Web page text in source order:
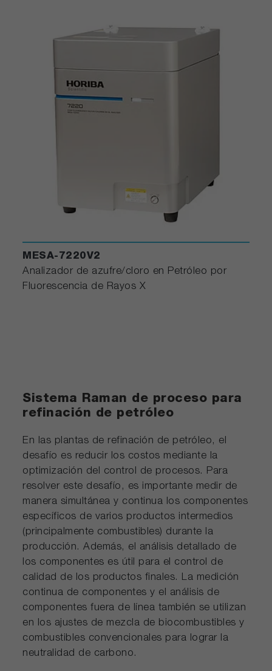
MESA-7220V2
Analizador de azufre/cloro en Petróleo por
Fluorescencia de Rayos X
Sistema Raman de proceso para
refinación de petróleo
En las plantas de refinación de petróleo, el
desafío es reducir los costos mediante la
optimización del control de procesos. Para
resolver este desafío, es importante medir de
manera simultánea y continua los componentes
específicos de varios productos intermedios
(principalmente combustibles) durante la
producción. Además, el análisis detallado de
los componentes es útil para el control de
calidad de los productos finales. La medición
continua de componentes y el análisis de
componentes fuera de línea también se utilizan
en los ajustes de mezcla de biocombustibles y
combustibles convencionales para lograr la
neutralidad de carbono.